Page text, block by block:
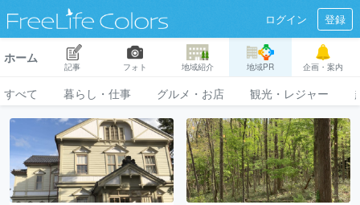
ログイン 登録
ホーム
記事 フォト 地域紹介 地域PR 企画・案内
すべて 暮らし・仕事 グルメ・お店 観光・レジャー